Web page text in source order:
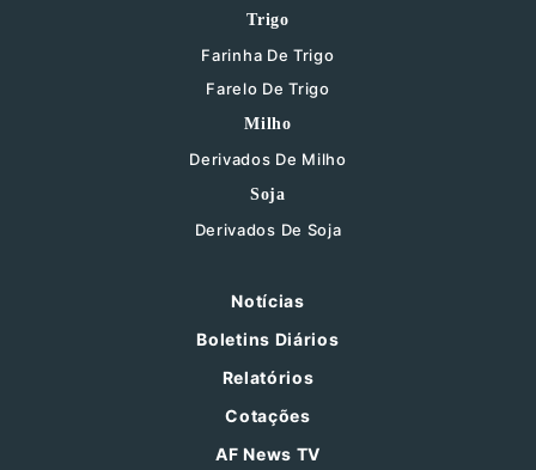
Trigo
Farinha De Trigo
Farelo De Trigo
Milho
Derivados De Milho
Soja
Derivados De Soja
Notícias
Boletins Diários
Relatórios
Cotações
AF News TV